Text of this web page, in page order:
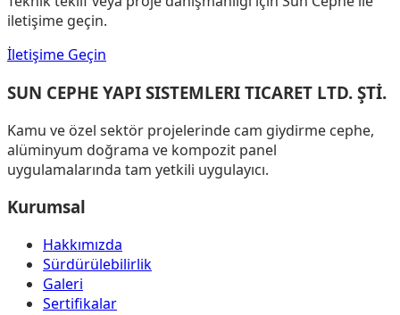
iletişime geçin.
İletişime Geçin
SUN CEPHE YAPI SISTEMLERI TICARET LTD. ŞTİ.
Kamu ve özel sektör projelerinde cam giydirme cephe,
alüminyum doğrama ve kompozit panel
uygulamalarında tam yetkili uygulayıcı.
Kurumsal
Hakkımızda
Sürdürülebilirlik
Galeri
Sertifikalar